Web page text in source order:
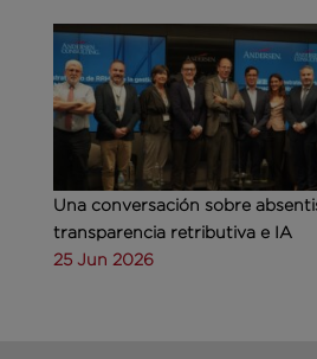
Una conversación sobre
transparencia retributiva e IA
25 Jun 2026